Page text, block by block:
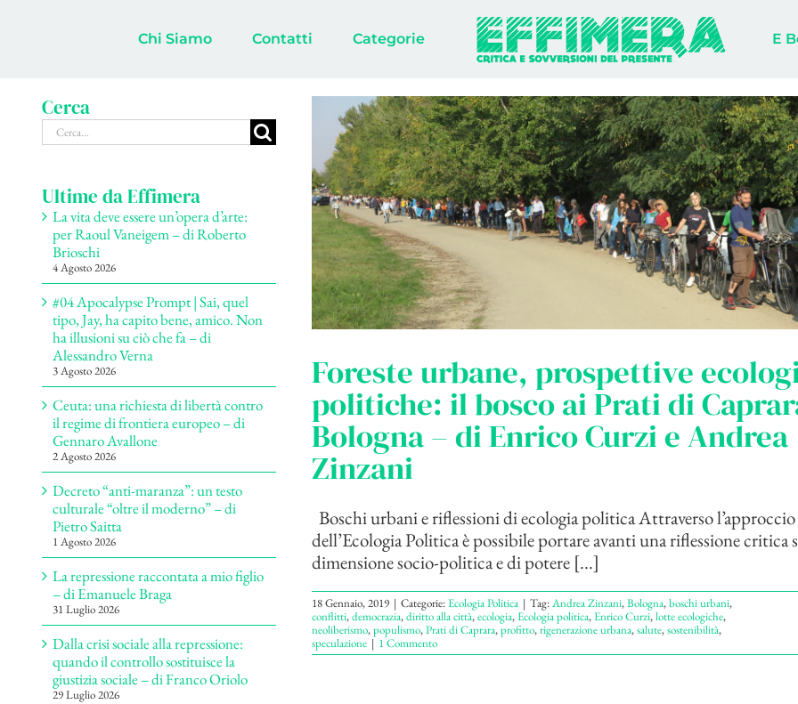
Chi Siamo Contatti Categorie E
Foreste urbane, prospettive
politiche: il bosco ai Prati di
Bologna – di Enrico Curzi e Andrea
Zinzani
Boschi urbani e riflessioni di ecologia politica Attraverso l’approccio
dell’Ecologia Politica è possibile portare avanti una riflessione critica
dimensione socio-politica e di potere [...]
18 Gennaio, 2019 | Categorie:Ecologia Politica | Tag:Andrea Zinzani,Bologna,boschi urbani,
conflitti,democrazia,diritto alla città,ecologia,Ecologia politica,Enrico Curzi,lotte ecologiche,
neoliberismo,populismo,Prati di Caprara,profitto,rigenerazione urbana,salute,sostenibilità,
speculazione | 1 Commento
Cerca
Cerca
per:
Ultime da Effimera
La vita deve essere un’opera d’arte:
per Raoul Vaneigem – di Roberto
Brioschi
4 Agosto 2026
#04 Apocalypse Prompt | Sai, quel
tipo, Jay, ha capito bene, amico. Non
ha illusioni su ciò che fa – di
Alessandro Verna
3 Agosto 2026
Ceuta: una richiesta di libertà contro
il regime di frontiera europeo – di
Gennaro Avallone
2 Agosto 2026
Decreto “anti-maranza”: un testo
culturale “oltre il moderno” – di
Pietro Saitta
1 Agosto 2026
La repressione raccontata a mio figlio
– di Emanuele Braga
31 Luglio 2026
Dalla crisi sociale alla repressione:
quando il controllo sostituisce la
giustizia sociale – di Franco Oriolo
29 Luglio 2026